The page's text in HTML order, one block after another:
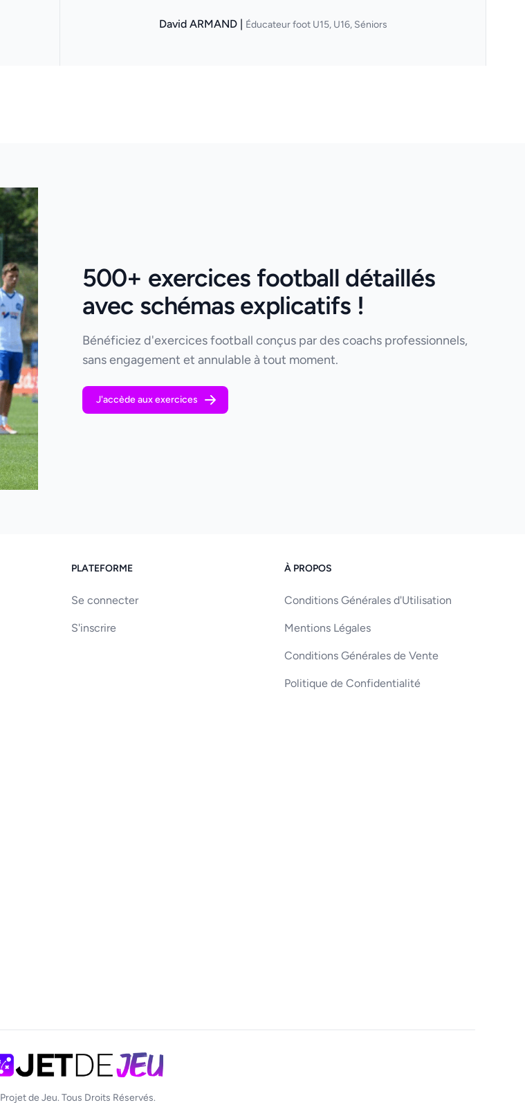
David ARMAND | Éducateur foot U15, U16, Séniors
500+ exercices football détaillés
avec schémas explicatifs !
Bénéficiez d'exercices football conçus par des coachs professionnels,
sans engagement et annulable à tout moment.
J'accède aux exercices
PLATEFORME
Se connecter
S'inscrire
À PROPOS
Conditions Générales d'Utilisation
Mentions Légales
Conditions Générales de Vente
Politique de Confidentialité
Projet de Jeu. Tous Droits Réservés.